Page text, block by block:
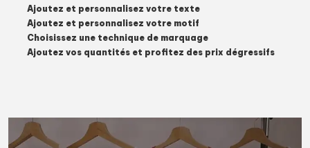
Ajoutez et personnalisez votre texte
Ajoutez et personnalisez votre motif
Choisissez une technique de marquage
Ajoutez vos quantités et profitez des prix dégressifs